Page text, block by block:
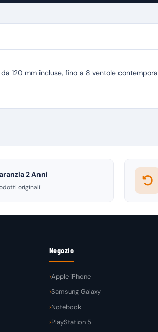
da 120 mm incluse, fino a 8 ventole
2 Anni
originali
Negozio
Apple iPhone
Samsung Galaxy
Notebook
PlayStation 5